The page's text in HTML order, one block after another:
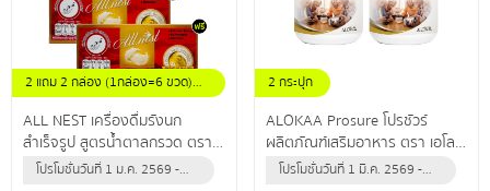
2 แถม 2 กล่อง (1กล่อง=6 ขวด)
ขนาดขวดละ 42 มล.
ALL NEST เครื่องดื่มรังนก
สำเร็จรูป สูตรน้ำตาลกรวด ตรา
ออลล์เนสท์ คัดสรรรังนกแท้
โปรโมชั่นวันที่ 1 ม.ค. 2569 -
2 กระปุก
ALOKAA Prosure โปรชัวร์
ผลิตภัณฑ์เสริมอาหาร ตรา เอโล
ค่า โปรตีนช่วยเสริมสร้างกล้าม
โปรโมชั่นวันที่ 1 มี.ค. 2569 -